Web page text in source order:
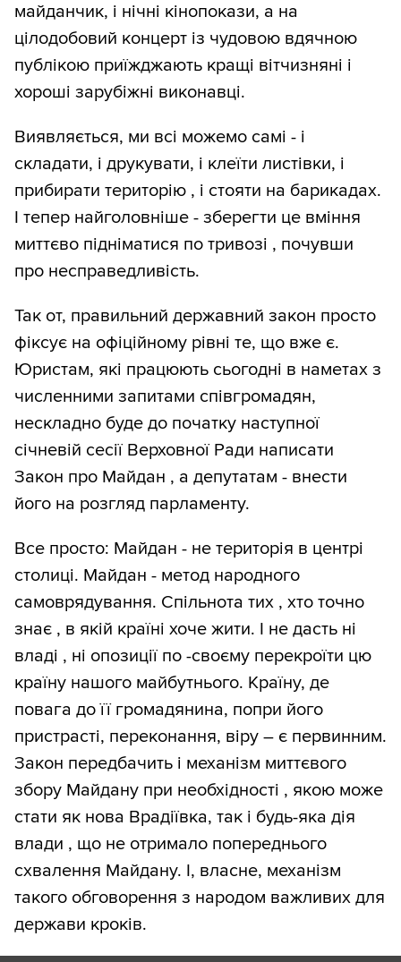
майданчик, і нічні кінопокази, а на
цілодобовий концерт із чудовою вдячною
публікою приїжджають кращі вітчизняні і
хороші зарубіжні виконавці.
Виявляється, ми всі можемо самі - і
складати, і друкувати, і клеїти листівки, і
прибирати територію , і стояти на барикадах.
І тепер найголовніше - зберегти це вміння
миттєво підніматися по тривозі , почувши
про несправедливість.
Так от, правильний державний закон просто
фіксує на офіційному рівні те, що вже є.
Юристам, які працюють сьогодні в наметах з
численними запитами співгромадян,
нескладно буде до початку наступної
січневій сесії Верховної Ради написати
Закон про Майдан , а депутатам - внести
його на розгляд парламенту.
Все просто: Майдан - не територія в центрі
столиці. Майдан - метод народного
самоврядування. Спільнота тих , хто точно
знає , в якій країні хоче жити. І не дасть ні
владі , ні опозиції по -своєму перекроїти цю
країну нашого майбутнього. Країну, де
повага до її громадянина, попри його
пристрасті, переконання, віру – є первинним.
Закон передбачить і механізм миттєвого
збору Майдану при необхідності , якою може
стати як нова Врадіївка, так і будь-яка дія
влади , що не отримало попереднього
схвалення Майдану. І, власне, механізм
такого обговорення з народом важливих для
держави кроків.